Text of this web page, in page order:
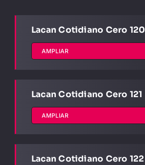
Lacan Cotidiano Cero 120
AMPLIAR
Lacan Cotidiano Cero 121
AMPLIAR
Lacan Cotidiano Cero 122